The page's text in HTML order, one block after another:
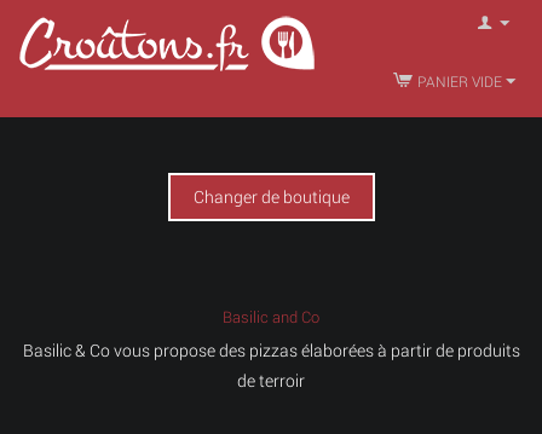
PANIER VIDE
Changer de boutique
Basilic and Co
Basilic & Covous propose des pizzas élaborées à partir de produits
de terroir